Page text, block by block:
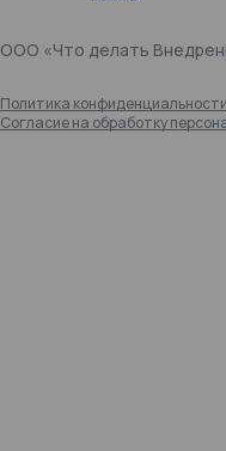
ООО «Что делать
Политика конфиденциальности
Согласие на обработку